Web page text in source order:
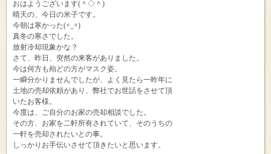
おはようございます(＾◇＾)
晴天の、今日の米子です。
今朝は寒かった(+_+)
真冬の寒さでした。
放射冷却現象かな？
さて、昨日、突然の来客がありました。
今は何方も殆どの方がマスク姿。
一瞬分かりませんでしたが、よく見たら一昨年に
土地の売却依頼があり、弊社でお世話をさせて頂
いたお客様。
今度は、ご自分のお家の売却相談でした。
その方、お家を二軒所有されていて、そのうちの
一軒を売却されたいとの事。
しっかりお手伝いさせて頂きたいと思います。